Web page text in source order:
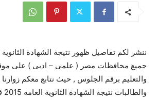
جميع محافظات مصر ( علمى – ادبى ) على موقع
والتعليم برقم الجلوس , حيث نتابع معكم زوارنا